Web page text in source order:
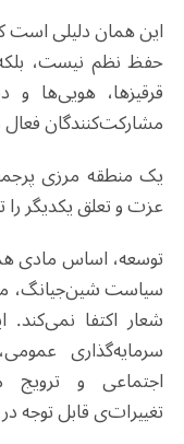
این همان دلیلی است
حفظ نظم نیست،
قرقیزها، هویی‌ها
مشارکت‌کنندگان فعال
یک منطقه مرزی
عزت و تعلق یکدیگر را
توسعه، اساس مادی
سیاست شین‌جیانگ،
شعار اکتفا
سرمایه‌گذاری
اجتماعی و
تغییراتیقابل توجه